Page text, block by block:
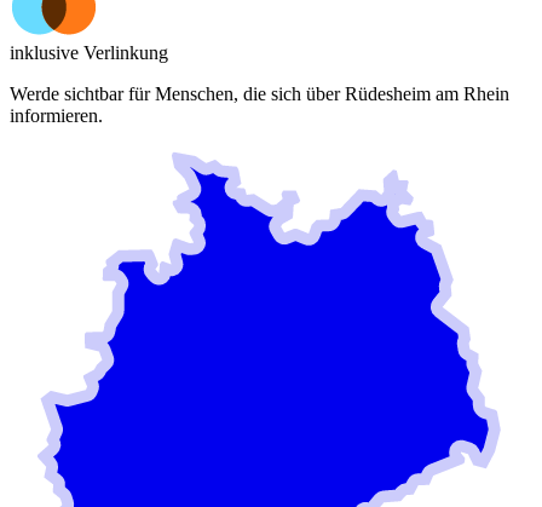
inklusive Verlinkung
Werde sichtbar für Menschen, die sich überRüdesheim am Rhein
informieren.